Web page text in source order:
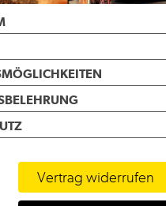
Vertrag widerrufen